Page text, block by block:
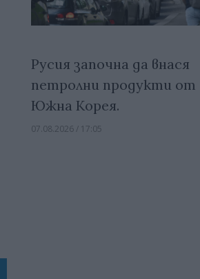
Русия започна да внася
петролни продукти от
Южна Корея.
07.08.2026 / 17:05